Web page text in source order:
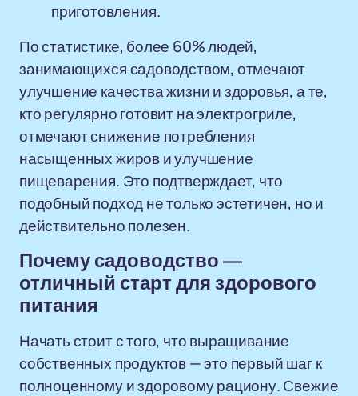
приготовления.
По статистике, более 60% людей,
занимающихся садоводством, отмечают
улучшение качества жизни и здоровья, а те,
кто регулярно готовит на электрогриле,
отмечают снижение потребления
насыщенных жиров и улучшение
пищеварения. Это подтверждает, что
подобный подход не только эстетичен, но и
действительно полезен.
Почему садоводство —
отличный старт для здорового
питания
Начать стоит с того, что выращивание
собственных продуктов — это первый шаг к
полноценному и здоровому рациону. Свежие